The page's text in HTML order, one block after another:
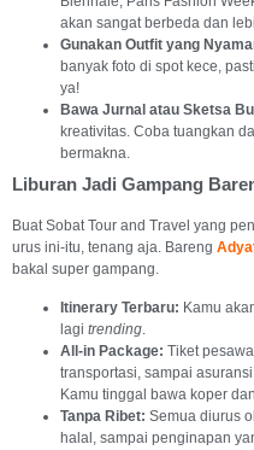
akan sangat berbeda dan
Gunakan Outfit yang
banyak foto di spot kece,
ya!
Bawa Jurnal atau Sketsa
kreativitas. Coba tuangkan
bermakna.
Liburan Jadi Gampang
Buat Sobat Tour and Travel yang
urus ini-itu, tenang aja. Bareng
bakal super gampang.
Itinerary Terbaru: Kamu
lagi trending.
All-in Package: Tiket
transportasi, sampai
Kamu tinggal bawa koper
Tanpa Ribet: Semua diurus
halal, sampai penginapan